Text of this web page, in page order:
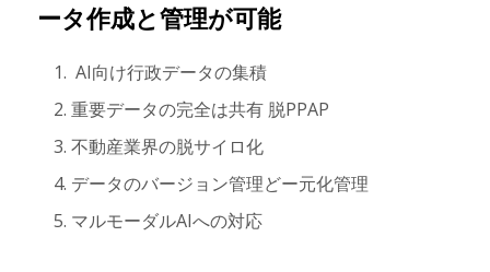
ータ作成と管理が可能
AI向け行政データの集積
重要データの完全は共有 脱PPAP
不動産業界の脱サイロ化
データのバージョン管理どー元化管理
マルモーダルAIへの対応